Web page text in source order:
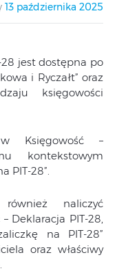
13 października 2025
jest dostępna po
i Ryczałt” oraz
księgowości
Księgowość –
kontekstowym
PIT-28”.
naliczyć
Deklaracja PIT-28,
na PIT-28”
oraz właściwy